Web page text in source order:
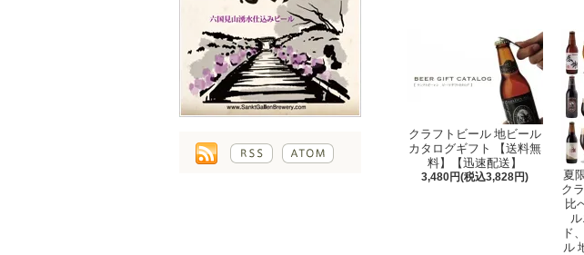
クラフトビール 地ビール
カタログギフト 【送料無
料】【迅速配送】
3,480円(税込3,828円)
夏
ク
比
ド
ル